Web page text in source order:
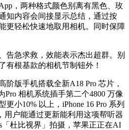
，两种格式颜色别离有黑色、玫
知内容会间接显示总结，通过按
更轻松快速地取用相机。同时保障
急求救，效能表示杰出超群。别
有根基款的相机节制钮外！
版手机搭载全新A18 Pro 芯片，
Pro 相机系统插手第二个4800 万像
小10% 以上，iPhone 16 Pro 系列
用户能通过更新能利用这项帮听器
「杜比视界」拍摄，苹果正正在AI